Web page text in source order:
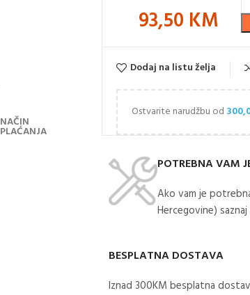
NAČIN
PLAĆANJA
93,50 KM
Dodaj na listu želja
Ostvarite narudžbu od
POTREBNA VAM
Ako vam je
Hercegovine) saznaj
BESPLATNA DOSTAVA
Iznad 300KM besplatna